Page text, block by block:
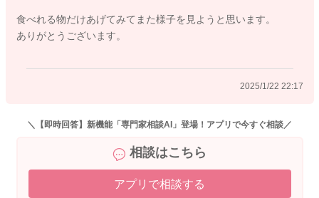
など様々な理由が考えられます。
や果物を挟んで、食べることができるか確認はしてみてもよい
大きさや固さ、味付けなどを変えた場合は、
よろしくお願いします。
食べれる物だけあげてみてまた様子を見ようと思います。
ありがとうございます。
2025/1/22 22:17
＼【即時回答】新機能「専門家相談AI」登場！アプリで今すぐ相談／
相談はこちら
アプリで相談する